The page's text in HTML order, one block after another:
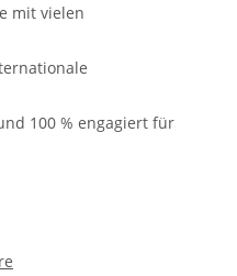
mit vielen
100 % engagiert für